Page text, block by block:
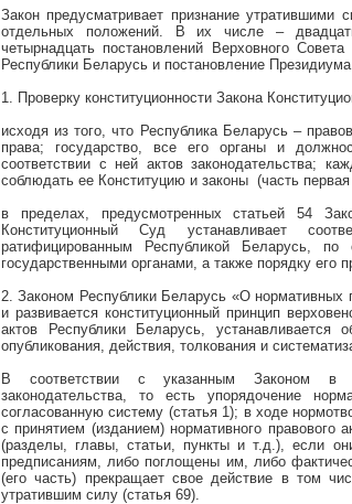
Закон предусматривает признание утратившими
отдельных положений. В их числе –
четырнадцать постановлений Верховного
Республики Беларусь и постановление
1. Проверку конституционности Закона
исходя из того, что Республика Беларусь –
права; государство, все его органы и
соответствии с ней актов законодательства;
соблюдать ее Конституцию и законы (часть
в пределах, предусмотренных статьей 54
Конституционный Суд устанавливает
ратифицированным Республикой Беларусь,
государственными органами, а также порядку его
2. Законом Республики Беларусь «О нормативных
и развивается конституционный принцип
актов Республики Беларусь, устанавливается
опубликования, действия, толкования и
В соответствии с указанным Законом в
законодательства, то есть упорядочение
согласованную систему (статья 1); в ходе
с принятием (изданием) нормативного
(разделы, главы, статьи, пункты и т.д.), если
предписаниям, либо поглощены им, либо
(его часть) прекращает свое действие в том
утратившим силу (статья 69).